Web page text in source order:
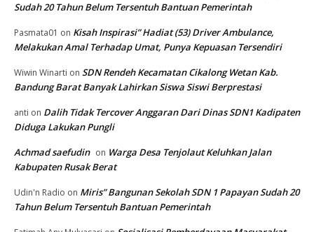
Sudah 20 Tahun Belum Tersentuh Bantuan Pemerintah
Pasmata01 on Kisah Inspirasi” Hadiat (53) Driver Ambulance,
Melakukan Amal Terhadap Umat, Punya Kepuasan Tersendiri
Wiwin Winarti on SDN Rendeh Kecamatan Cikalong Wetan Kab.
Bandung Barat Banyak Lahirkan Siswa Siswi Berprestasi
anti on Dalih Tidak Tercover Anggaran Dari Dinas SDN1 Kadipaten
Diduga Lakukan Pungli
Achmad saefudin on Warga Desa Tenjolaut Keluhkan Jalan
Kabupaten Rusak Berat
Udin'n Radio on Miris” Bangunan Sekolah SDN 1 Papayan Sudah 20
Tahun Belum Tersentuh Bantuan Pemerintah